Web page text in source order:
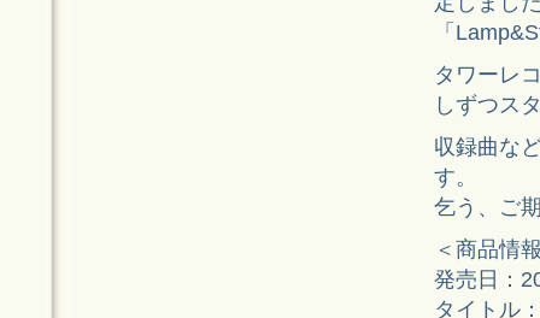
「
タワーレ
しずつス
収録曲な
す。
乞う、ご
＜商品情
発売日：
タイトル